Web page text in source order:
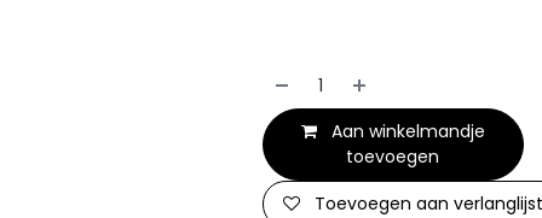
Aan winkelmandje
toevoegen
Toevoegen aan verlanglijst